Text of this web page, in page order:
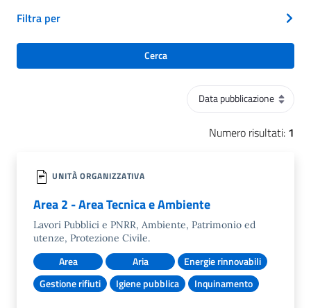
Ordinamento
Numero risultati: 1
UNITÀ ORGANIZZATIVA
Area 2 - Area Tecnica e Ambiente
Lavori Pubblici e PNRR, Ambiente, Patrimonio ed
utenze, Protezione Civile.
Area Aria
Energie rinnovabili
Gestione rifiuti
Igiene pubblica Inquinamento
Filtra per
Cerca